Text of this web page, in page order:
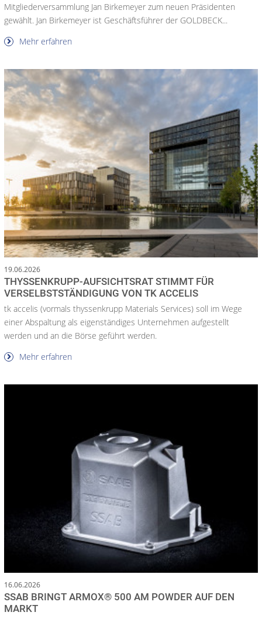
Mitgliederversammlung Jan Birkemeyer zum neuen Präsidenten
gewählt. Jan Birkemeyer ist Geschäftsführer der GOLDBECK...
Mehr erfahren
19.06.2026
THYSSENKRUPP-AUFSICHTSRAT STIMMT FÜR
VERSELBSTSTÄNDIGUNG VON TK ACCELIS
tk accelis (vormals thyssenkrupp Materials Services) soll im Wege
einer Abspaltung als eigenständiges Unternehmen aufgestellt
werden und an die Börse geführt werden.
Mehr erfahren
16.06.2026
SSAB BRINGT ARMOX® 500 AM POWDER AUF DEN
MARKT